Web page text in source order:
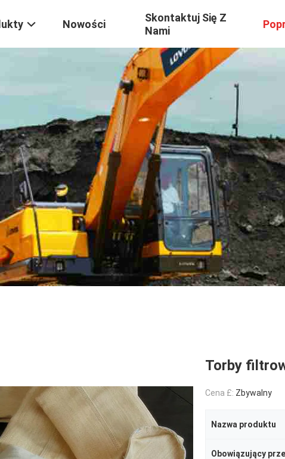
Nowości
Skontaktuj Się Z
Nami
Torby
Cena £: Zbywalny
Nazwa produktu
Obowiązujący